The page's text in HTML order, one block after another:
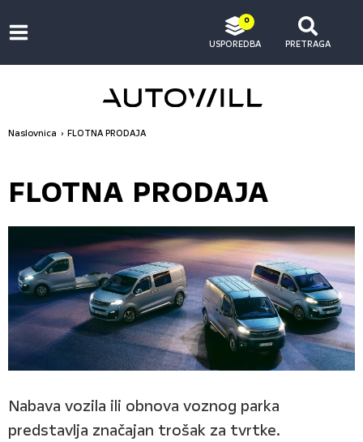
0
USPOREDBA PRETRAGA
Naslovnica FLOTNA PRODAJA
FLOTNA PRODAJA
Nabava vozila ili obnova voznog parka
predstavlja značajan trošak za tvrtke.